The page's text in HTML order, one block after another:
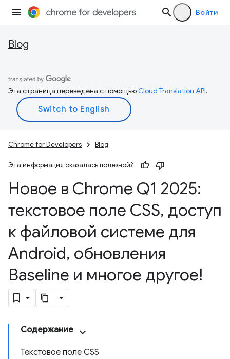
Войти
Blog
Эта страница переведена с помощьюCloud Translation API.
Chrome for Developers Blog
Эта информация оказалась полезной?
Новое в Chrome Q1 2025:
текстовое поле CSS, доступ
к файловой системе для
Android, обновления
Baseline и многое другое!
Содержание
Текстовое поле CSS